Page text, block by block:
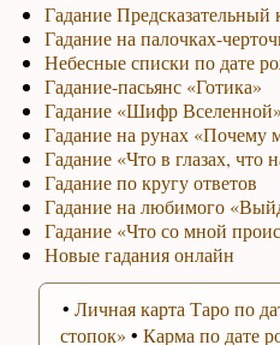
Гадание Предсказательный
Гадание на палочках-
Небесные списки по дате
Гадание-пасьянс «Готика»
Гадание «Шифр Вселенной»
Гадание на рунах «Почему
Гадание «Что в глазах, что
Гадание по кругу ответов
Гадание на любимого
Гадание «Что со мной
Новые гадания онлайн
• Личная карта Таро по
стопок» • Карма по дате